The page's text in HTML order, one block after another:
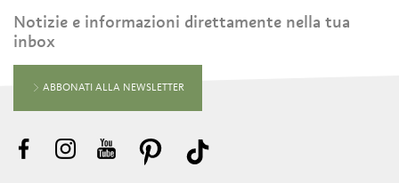
Notizie e informazioni direttamente nella tua
inbox
ABBONATI ALLA NEWSLETTER